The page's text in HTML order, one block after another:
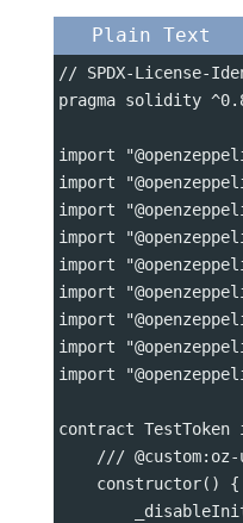
Plain Text
// SPDX-License-
pragma solidity
import
import
import
import
import
import
import
import
import
contract TestToken
///
    constructor() {